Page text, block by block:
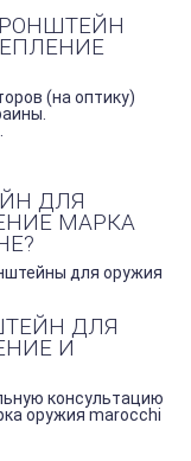
(на оптику)
ДЛЯ
МАРКА
для оружия
ДЛЯ
И
консультацию
оружия marocchi